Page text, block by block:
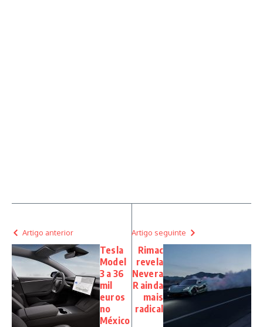
Artigo anterior
Tesla
Model
3 a 36
mil
euros
no
México
Artigo seguinte
Rimac
revela
Nevera
R ainda
mais
radical